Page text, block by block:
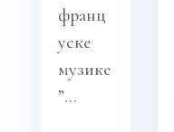
франц
уске
музике
”...